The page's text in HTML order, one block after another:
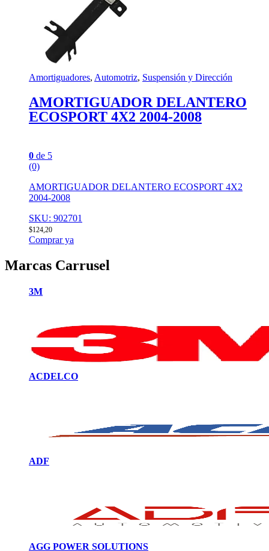
Amortiguadores, Automotriz, Suspensión y Dirección
AMORTIGUADOR DELANTERO
ECOSPORT 4X2 2004-2008
0 de 5
(0)
AMORTIGUADOR DELANTERO ECOSPORT 4X2
2004-2008
SKU: 902701
$124,20
Comprar ya
Marcas Carrusel
3M
ACDELCO
ADF
AGG POWER SOLUTIONS